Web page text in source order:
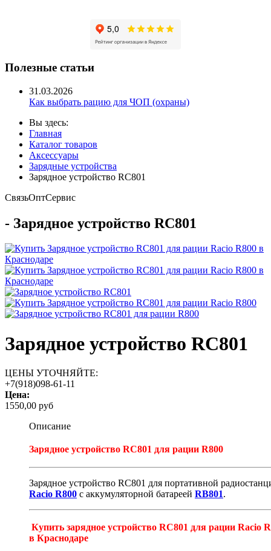
Полезные статьи
31.03.2026
Как выбрать рацию для ЧОП (охраны)
Вы здесь:
Главная
Каталог товаров
Аксессуары
Зарядные устройства
Зарядное устройство RC801
СвязьОптСервис
- Зарядное устройство RC801
Зарядное устройство RC801
ЦЕНЫ УТОЧНЯЙТЕ:
+7(918)098-61-11
Цена:
1550,00 руб
Описание
Зарядное устройство RC801 для рации R800
Зарядное устройство RC801 для портативной
Racio R800 с аккумуляторной батареей RB801.
Купить зарядное устройство RC801 для рации Racio
в Краснодаре